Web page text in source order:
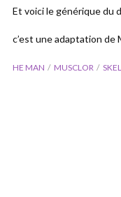
Et voici le générique du
c’est une adaptation de
HE MAN MUSCLOR